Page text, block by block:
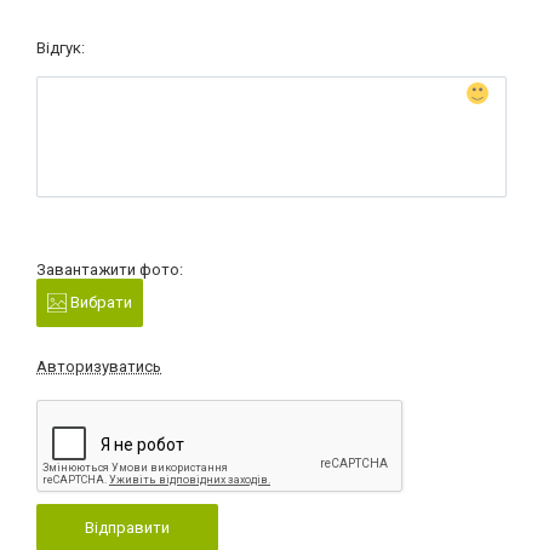
Відгук:
Завантажити фото:
Вибрати
Авторизуватись
Відправити